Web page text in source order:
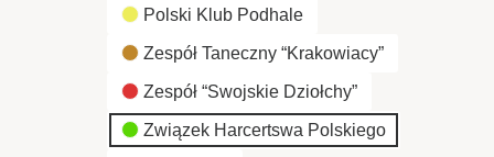
Polski Klub Podhale
Zespół Taneczny “Krakowiacy”
Zespół “Swojskie Dziołchy”
Związek Harcertswa Polskiego